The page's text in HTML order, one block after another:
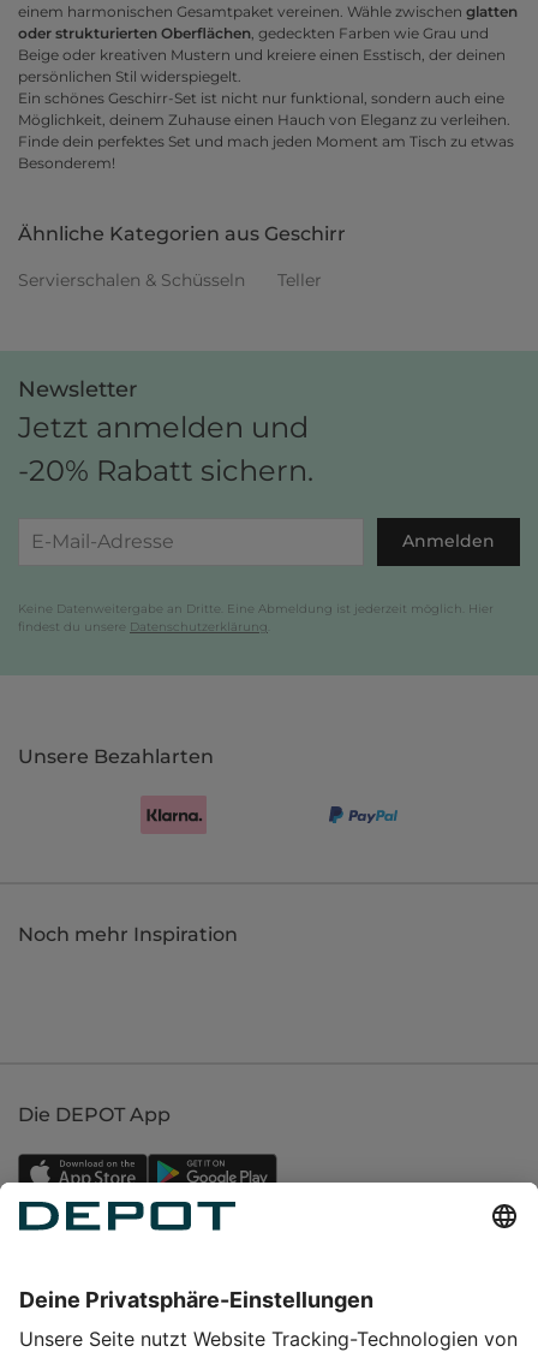
einem harmonischen Gesamtpaket vereinen. Wähle zwischen glatten
oder strukturierten Oberflächen , gedeckten Farben wie Grau und
Beige oder kreativen Mustern und kreiere einen Esstisch, der deinen
persönlichen Stil widerspiegelt.
Ein schönes Geschirr-Set ist nicht nur funktional, sondern auch eine
Möglichkeit, deinem Zuhause einen Hauch von Eleganz zu verleihen.
Finde dein perfektes Set und mach jeden Moment am Tisch zu etwas
Besonderem!
Ähnliche Kategorien aus Geschirr
Servierschalen & Schüsseln Teller
Newsletter
Jetzt anmelden und
-20% Rabatt sichern.
Anmelden
Keine Datenweitergabe an Dritte. Eine Abmeldung ist jederzeit möglich. Hier
findest du unsere Datenschutzerklärung
Unsere Bezahlarten
Noch mehr Inspiration
Die DEPOT App
Service